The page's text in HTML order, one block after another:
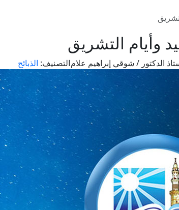
وأيام التشريق
الدكتور / شوقي إبراهيم علامالتصنيف: الذبائح